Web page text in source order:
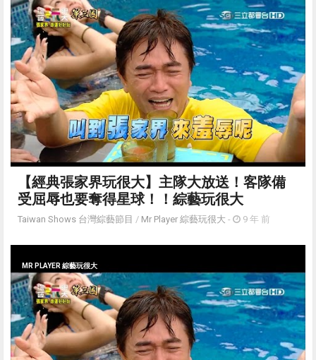
【經典張家界玩很大】主隊大放送！客隊備
受屈辱也要奪得星球！！綜藝玩很大
Taiwan Shows 台灣綜藝節目 / Mr Player 綜藝玩很大 - 9 年 前
MR PLAYER 綜藝玩很大